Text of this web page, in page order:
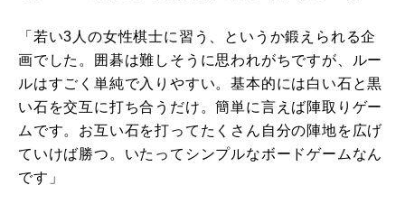
「若い3人の女性棋士に習う、というか鍛えられる企
画でした。囲碁は難しそうに思われがちですが、ルー
ルはすごく単純で入りやすい。基本的には白い石と黒
い石を交互に打ち合うだけ。簡単に言えば陣取りゲー
ムです。お互い石を打ってたくさん自分の陣地を広げ
ていけば勝つ。いたってシンプルなボードゲームなん
です」